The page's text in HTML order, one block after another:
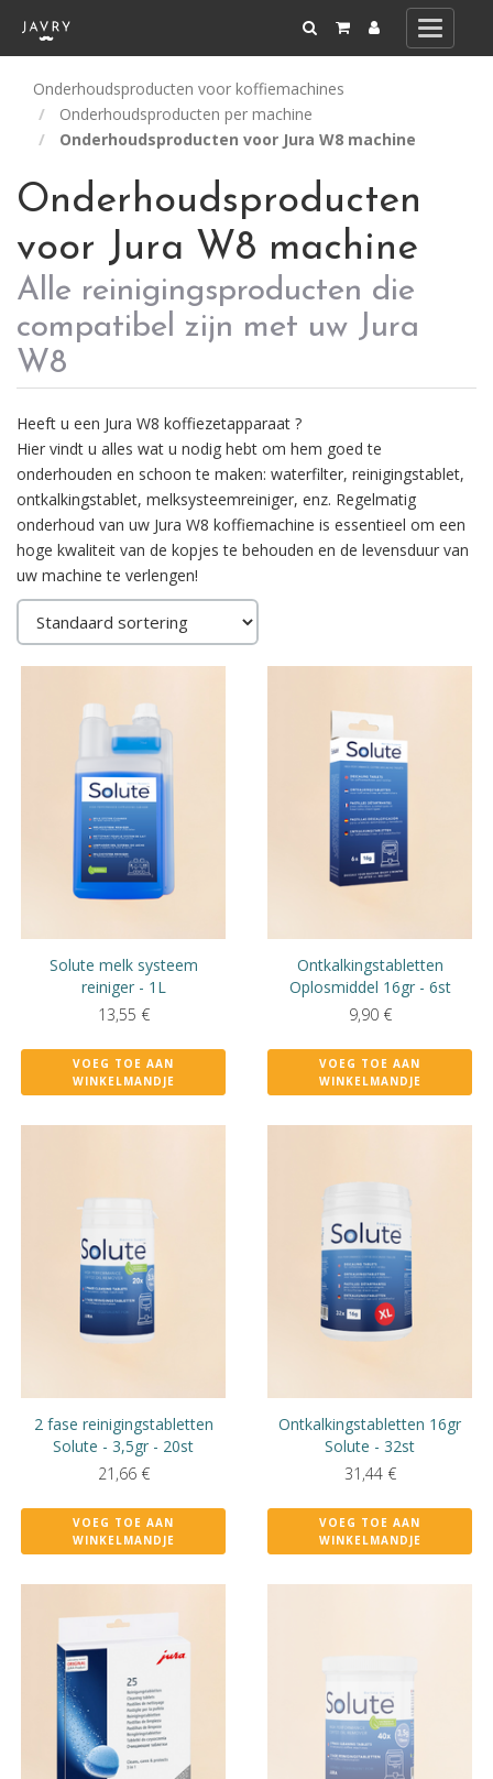
Toggle
Onderhoudsproducten voor koffiemachines
Onderhoudsproducten per machine
Onderhoudsproducten voor Jura W8 machine
Onderhoudsproducten
voor Jura W8 machine
Alle reinigingsproducten die
compatibel zijn met uw Jura
W8
Heeft u een Jura W8 koffiezetapparaat ?
Hier vindt u alles wat u nodig hebt om hem goed te
onderhouden en schoon te maken: waterfilter, reinigingstablet,
ontkalkingstablet, melksysteemreiniger, enz. Regelmatig
onderhoud van uw Jura W8 koffiemachine is essentieel om een
hoge kwaliteit van de kopjes te behouden en de levensduur van
uw machine te verlengen!
Solute melk systeem
reiniger - 1L
13,55 €
VOEG TOE AAN
WINKELMANDJE
Ontkalkingstabletten
Oplosmiddel 16gr - 6st
9,90 €
VOEG TOE AAN
WINKELMANDJE
2 fase reinigingstabletten
Solute - 3,5gr - 20st
21,66 €
VOEG TOE AAN
WINKELMANDJE
Ontkalkingstabletten 16gr
Solute - 32st
31,44 €
VOEG TOE AAN
WINKELMANDJE